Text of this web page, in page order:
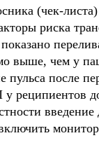
(чек-
риска
выше, чем у
после
реципиентов